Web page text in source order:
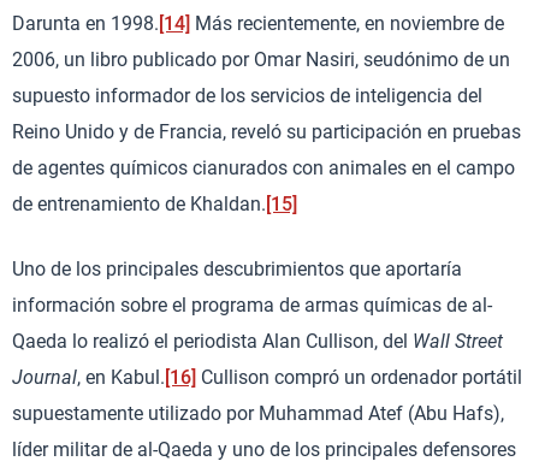
Darunta en 1998. [14] Más recientemente, en noviembre de
2006, un libro publicado por Omar Nasiri, seudónimo de un
supuesto informador de los servicios de inteligencia del
Reino Unido y de Francia, reveló su participación en pruebas
de agentes químicos cianurados con animales en el campo
de entrenamiento de Khaldan. [15]
Uno de los principales descubrimientos que aportaría
información sobre el programa de armas químicas de al-
Qaeda lo realizó el periodista Alan Cullison, del Wall Street
Journal, en Kabul. [16] Cullison compró un ordenador portátil
supuestamente utilizado por Muhammad Atef (Abu Hafs),
líder militar de al-Qaeda y uno de los principales defensores